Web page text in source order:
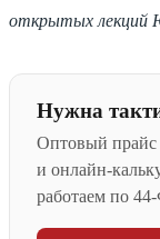
открытых лекций
Нужна
Оптовый
и онлайн-
работаем по